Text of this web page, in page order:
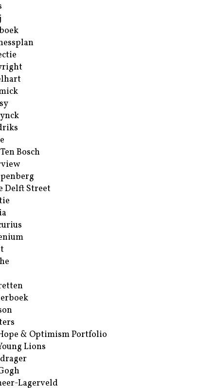
Bosch
Delft Street
& Optimism Portfolio
Lions
Lagerveld